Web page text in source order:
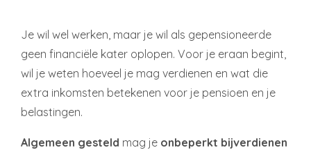
Je wil wel werken, maar je wil als gepensioneerde
geen financiële kater oplopen. Voor je eraan begint,
wil je weten hoeveel je mag verdienen en wat die
extra inkomsten betekenen voor je pensioen en je
belastingen.
Algemeen gesteld mag je onbeperkt bijverdienen